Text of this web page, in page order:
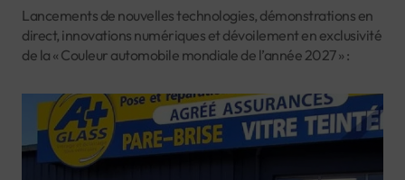
Lancements de nouvelles technologies, démonstrations en
direct, innovations numériques et dévoilement en exclusivité
de la « Couleur automobile mondiale de l’année 2027 » :